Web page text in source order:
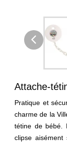
Attache-
Pratique et
charme de la
tétine de bébé.
clipse aisément